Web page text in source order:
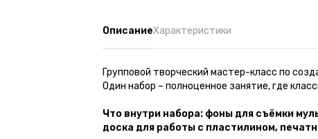
ОписаниеХарактеристики
Групповой творческий мастер-класс по
Один набор – полноценное занятие, где
Что внутри набора: фоны для съёмки
доска для работы с пластилином,